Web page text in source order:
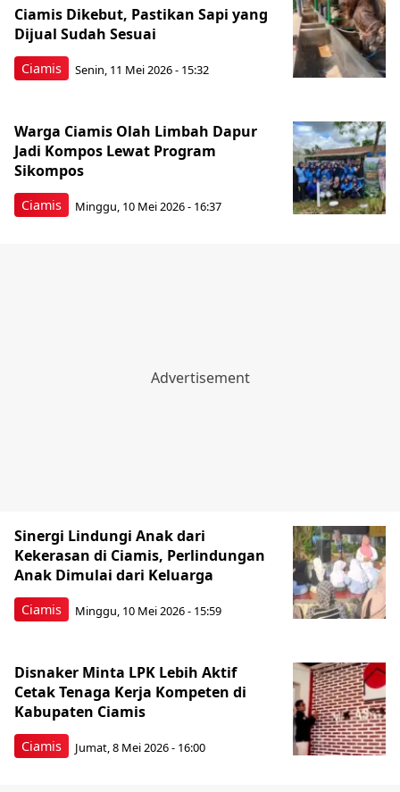
Ciamis
Ciamis Dikebut, Pastikan Sapi yang
Dijual Sudah Sesuai
Senin, 11 Mei 2026 - 15:32
Ciamis
Warga Ciamis Olah Limbah Dapur
Jadi Kompos Lewat Program
Sikompos
Minggu, 10 Mei 2026 - 16:37
Ciamis
Sinergi Lindungi Anak dari
Kekerasan di Ciamis, Perlindungan
Anak Dimulai dari Keluarga
Minggu, 10 Mei 2026 - 15:59
Ciamis
Disnaker Minta LPK Lebih Aktif
Cetak Tenaga Kerja Kompeten di
Kabupaten Ciamis
Jumat, 8 Mei 2026 - 16:00